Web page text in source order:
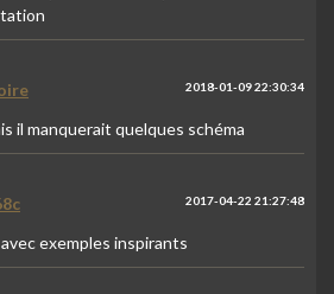
2018-01-09 22:30:34
il manquerait quelques schéma
2017-04-22 21:27:48
exemples inspirants